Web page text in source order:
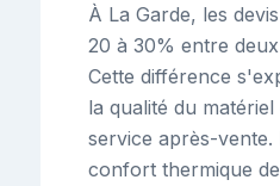
À La Garde, les
20 à 30% entre
Cette différence
la qualité du
service après-vente.
confort thermique